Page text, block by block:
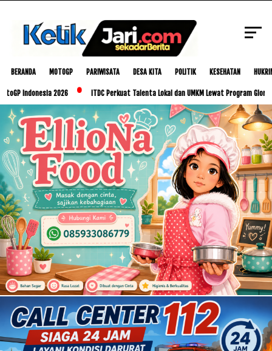
BERANDA MOTOGP PARIWISATA DESA KITA POLITIK KESEHATAN
2026 ITDC Perkuat Talenta Lokal dan UMKM Lewat Program Glorious Golo